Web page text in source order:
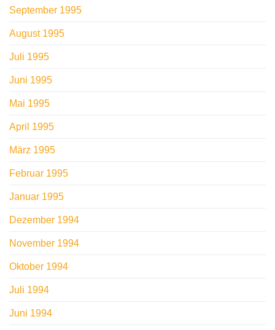
September 1995
August 1995
Juli 1995
Juni 1995
Mai 1995
April 1995
März 1995
Februar 1995
Januar 1995
Dezember 1994
November 1994
Oktober 1994
Juli 1994
Juni 1994